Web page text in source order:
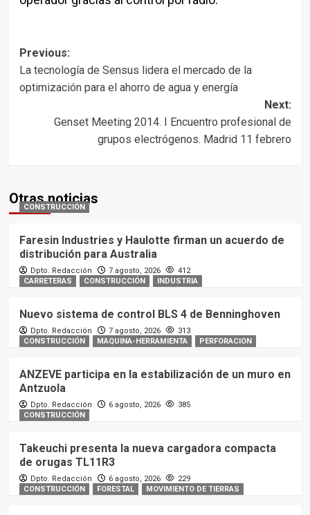
Post
navigation
Previous:
La tecnología de Sensus lidera el mercado de la
optimización para el ahorro de agua y energía
Next:
Genset Meeting 2014. I Encuentro profesional de
grupos electrógenos. Madrid 11 febrero
Otras noticias
CONSTRUCCIÓN
Faresin Industries y Haulotte firman un acuerdo de
distribución para Australia
Dpto. Redacción 7 agosto, 2026
412
CARRETERAS
CONSTRUCCIÓN INDUSTRIA
Nuevo sistema de control BLS 4 de Benninghoven
Dpto. Redacción 7 agosto, 2026
313
CONSTRUCCIÓN
MAQUINA-HERRAMIENTA PERFORACION
ANZEVE participa en la estabilización de un muro en
Antzuola
Dpto. Redacción 6 agosto, 2026
385
CONSTRUCCIÓN
Takeuchi presenta la nueva cargadora compacta
de orugas TL11R3
Dpto. Redacción 6 agosto, 2026
229
CONSTRUCCIÓN
FORESTAL MOVIMIENTO DE TIERRAS